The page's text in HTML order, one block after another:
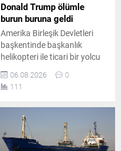
Donald Trump ölümle
burun buruna geldi
Amerika Birleşik Devletleri
başkentinde başkanlık
helikopteri ile ticari bir yolcu
uçağı havada tehlikeli
biçimde yakınlaştı. Emniyet
sınırlarının ihlal edildiği olay
otoriteleri geniş çaplı
soruşturma başlattı.
06.08.2026
0
111